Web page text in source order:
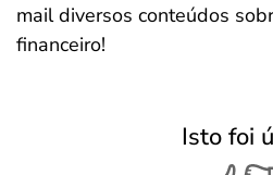
mail diversos conteúdos
financeiro!
Isto foi